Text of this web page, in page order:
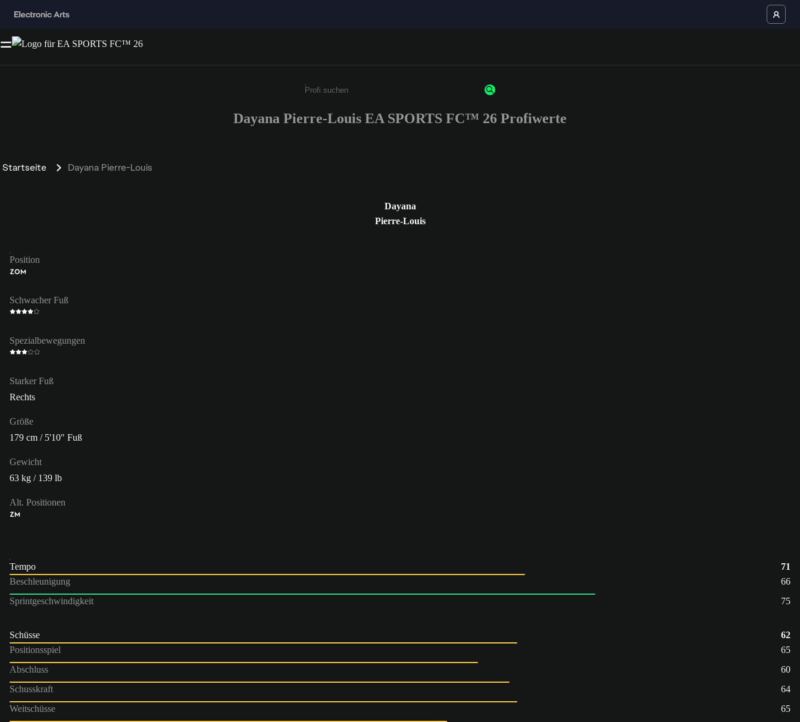
Gib mindestens 3 Zeichen oder Ziffern ein
Dayana Pierre-Louis EA SPORTS FC™ 26 Profiwerte
Startseite Dayana Pierre-Louis
Dayana
Pierre-Louis
Position
ZOM
Schwacher Fuß
Spezialbewegungen
Starker Fuß
Rechts
Größe
179 cm / 5'10" Fuß
Gewicht
63 kg / 139 lb
Alt. Positionen
ZM
Tempo
71
Beschleunigung
66
Sprintgeschwindigkeit
75
Schüsse
62
Positionsspiel
65
Abschluss
60
Schusskraft
64
Weitschüsse
65